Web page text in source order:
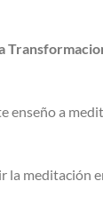
enseño a
la meditación